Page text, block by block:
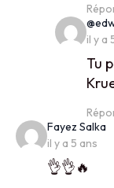
il y a
Tu
Fayez Salka
il y a 5 ans
👌👌🔥